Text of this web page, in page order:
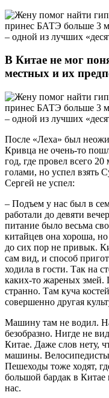
В Китае не мог
местных и их
После «Леха» был
Кривца не очень-то
год, где провел всего
голами, но успел взять
Сергей не успел:
– Подъем у нас был в
работали до девяти
питание было весьма
китайцев она хороша,
до сих пор не привык.
сам вид, и способ
ходила в гости. Так на
каких-то жареных змей.
странно. Там куча
совершенно другая
Машину там не водил.
безобразно. Нигде не
Китае. Даже слов нету,
машины. Велосипедисты
Пешеходы тоже ходят,
большой бардак в Китае
нас.